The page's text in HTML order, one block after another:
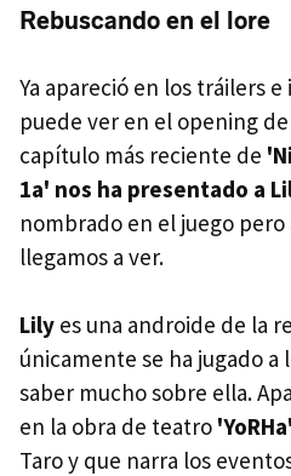
Rebuscando en el lore
Ya apareció en los tráilers
puede ver en el opening
capítulo más reciente de
1a' nos ha presentado a
nombrado en el juego
llegamos a ver.
Lily es una androide de la
únicamente se ha jugado a
saber mucho sobre ella.
en la obra de teatro 'YoRHa'
Taro y que narra los